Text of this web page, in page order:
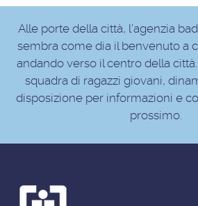
Alle porte della città, l’agenzia
sembra come dia il benvenuto a
andando verso il centro della
squadra di ragazzi giovani,
disposizione per informazioni e
prossimo.